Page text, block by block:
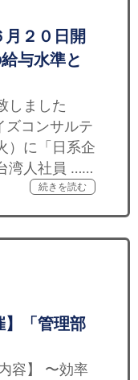
月２０日開
与水準と
致しました
コンサルテ
）に「日系企
湾人社員 ……
続きを読む
】「管理部
容】 〜効率